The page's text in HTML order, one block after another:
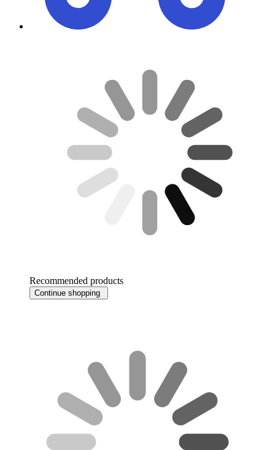
Recommended products
Continue shopping